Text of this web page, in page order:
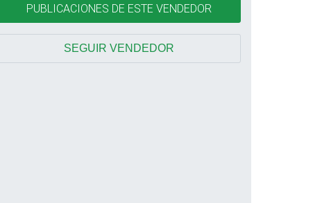
PUBLICACIONES DE ESTE VENDEDOR
SEGUIR VENDEDOR